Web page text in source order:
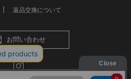
返品交換について
お問い合わせ